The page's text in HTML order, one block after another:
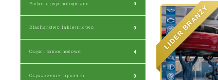
Badania psychologiczne 0
Blacharstwo, lakiernictwo 0
Części samochodowe 4
Czyszczenie tapicerki 0
LI
DER
B
RANŻ
Y